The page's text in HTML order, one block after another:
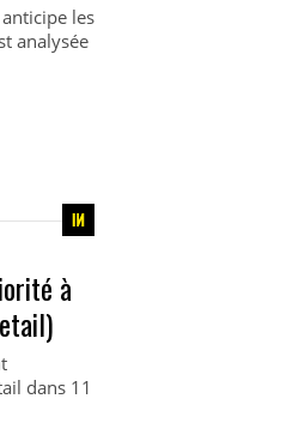
les
analysée
à
dans 11